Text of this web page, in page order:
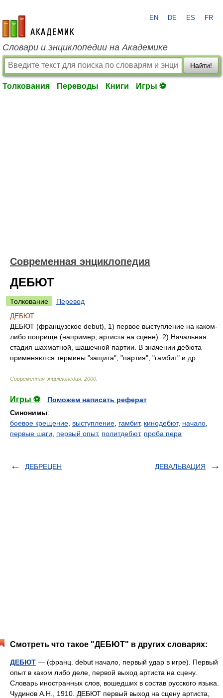
academic.ru
EN DE ES FR
Словари и энциклопедии на Академике
Найти!
Толкования Переводы Книги Игры ⚽
Современная энциклопедия
ДЕБЮТ
Толкование
Перевод
ДЕБЮТ
ДЕБЮТ (французское debut), 1) первое выступление на каком-
либо поприще (например, артиста на сцене). 2) Начальная
стадия шахматной, шашечной партии. В значении дебюта
применяются термины "защита", "партия", "гамбит" и др.
Современная энциклопедия 2000
Игры ⚽
Поможем написать реферат
Синонимы:
боевое крещение выступление гамбит, кинодебют, начало
первые шаги
первый опыт, политдебют, проба пера
ДЕБРЕЦЕН ДЕВАЛЬВАЦИЯ
Смотреть что такое "ДЕБЮТ" в других словарях:
ДЕБЮТ — (франц. debut начало, первый удар в игре). Первый
опыт в каком либо деле, первой выход артиста на сцену.
Словарь иностранных слов, вошедших в состав русского языка.
Чудинов А.Н., 1910. ДЕБЮТ первый выход на сцену артиста,